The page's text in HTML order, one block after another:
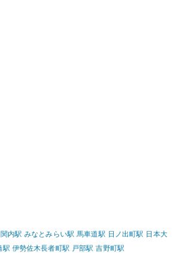
関内駅 みなとみらい駅 馬車道駅 日ノ出町駅 日本大
駅 伊勢佐木長者町駅 戸部駅 吉野町駅